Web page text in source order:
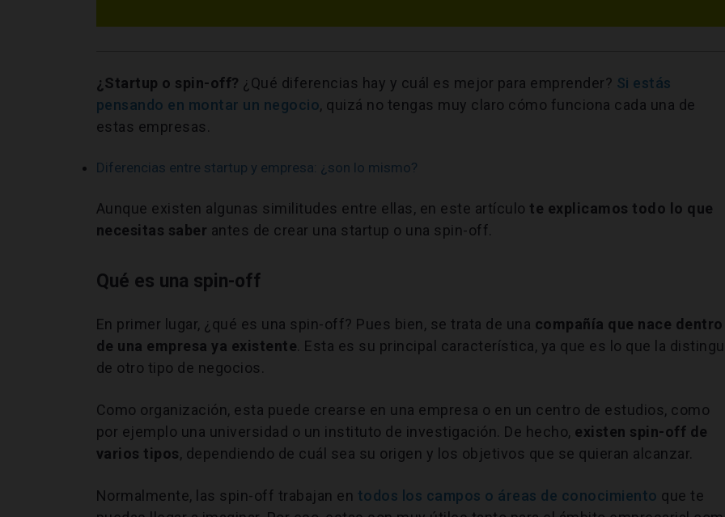
¿Startup o spin-off? ¿Qué diferencias hay y cuál es mejor para emprender? Si estás
pensando en montar un negocio, quizá no tengas muy claro cómo funciona cada una de
estas empresas.
Diferencias entre startup y empresa: ¿son lo mismo?
Aunque existen algunas similitudes entre ellas, en este artículo te explicamos todo lo que
necesitas saber antes de crear una startup o una spin-off.
Qué es una spin-off
En primer lugar, ¿qué es una spin-off? Pues bien, se trata de una compañía que nace dentro
de una empresa ya existente. Esta es su principal característica, ya que es lo que la
de otro tipo de negocios.
Como organización, esta puede crearse en una empresa o en un centro de estudios, como
por ejemplo una universidad o un instituto de investigación. De hecho, existen spin-off de
varios tipos, dependiendo de cuál sea su origen y los objetivos que se quieran alcanzar.
Normalmente, las spin-off trabajan en todos los campos o áreas de conocimiento que te